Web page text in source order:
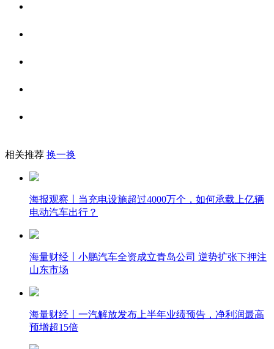
相关推荐 换一换
海报观察丨当充电设施超过4000万个，如何承载上亿辆
电动汽车出行？
海量财经丨小鹏汽车全资成立青岛公司 逆势扩张下押注
山东市场
海量财经丨一汽解放发布上半年业绩预告，净利润最高
预增超15倍